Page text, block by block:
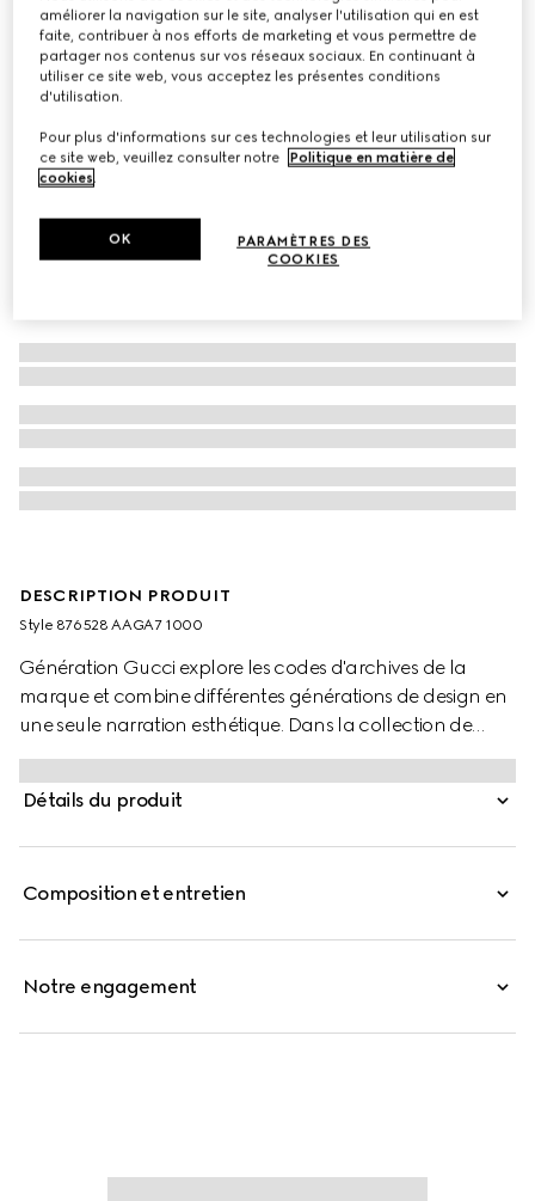
CHF 530
Déclinaisonscuir noir
DESCRIPTION PRODUIT
Style ‎876528 AAGA7 1000
Génération Gucci explore les codes d'archives de la
marque et combine différentes générations de design en
une seule narration esthétique. Dans la collection de
petits articles en cuir, la tête de tigre Dionysus est
réinventée en tant que fermeture fonctionnelle avec de
magnifiques détails inspirés de la joaillerie sur ce
Détails du produit
Composition et entretien
Notre engagement
améliorer la navigation sur le site, analyser l'utilisation qui en est
faite, contribuer à nos efforts de marketing et vous permettre de
partager nos contenus sur vos réseaux sociaux. En continuant à
utiliser ce site web, vous acceptez les présentes conditions
d'utilisation.
Pour plus d'informations sur ces technologies et leur utilisation sur
ce site web, veuillez consulter notre
Politique en matière de
cookies.
PARAMÈTRES DES
COOKIES
OK